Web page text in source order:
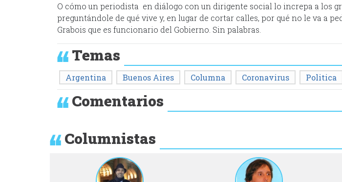
O cómo un periodista en diálogo con un dirigente social lo increpa a los
preguntándole de qué vive y, en lugar de cortar calles, por qué no le va a
Grabois que es funcionario del Gobierno. Sin palabras.
Temas
Argentina Buenos Aires Columna Coronavirus Politica
Comentarios
Columnistas